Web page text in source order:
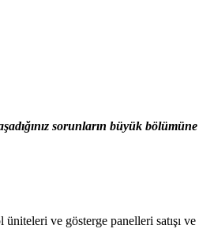
sorunların büyük
ve gösterge panelleri satışı